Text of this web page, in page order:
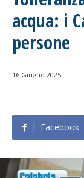
acqua: i
persone
16 Giugno 2025
Facebook